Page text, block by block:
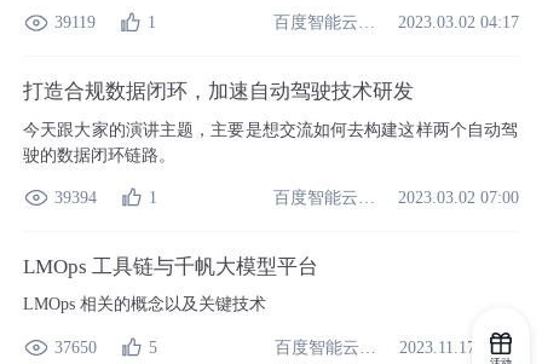
39119 1 2023.03.02 04:17
打造合规数据闭环，加速自动驾驶技术研发
今天跟大家的演讲主题，主要是想交流如何去构建这样两个自动驾
驶的数据闭环链路。
39394 1 2023.03.02 07:00
LMOps 工具链与千帆大模型平台
LMOps 相关的概念以及关键技术
37650 5 2023.11.17 07:49